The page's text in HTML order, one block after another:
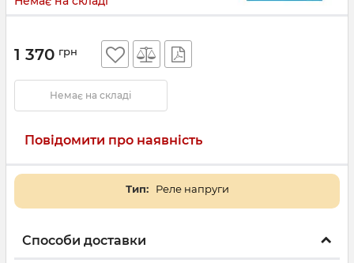
1 370 грн
Немає на складі
Повідомити про наявність
Тип: Реле напруги
Способи доставки